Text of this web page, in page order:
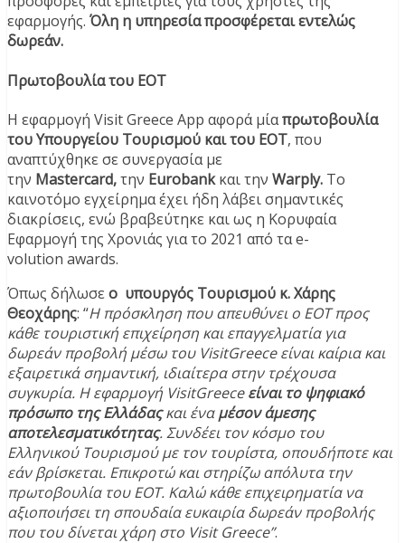
εφαρμογής. Όλη η υπηρεσία προσφέρεται εντελώς
δωρεάν.
Πρωτοβουλία του ΕΟΤ
Η εφαρμογή Visit Greece App αφορά μίαπρωτοβουλία
του Υπουργείου Τουρισμού και του ΕΟΤ, που
αναπτύχθηκε σε συνεργασία με
την Mastercard,την Eurobankκαι την Warply. Το
καινοτόμο εγχείρημα έχει ήδη λάβει σημαντικές
διακρίσεις, ενώ βραβεύτηκε και ως η Κορυφαία
Εφαρμογή της Χρονιάς για το 2021 από τα e-
volution awards.
Όπως δήλωσεο υπουργός Τουρισμού κ. Χάρης
Θεοχάρης: “Η πρόσκληση που απευθύνει ο ΕΟΤ προς
κάθε τουριστική επιχείρηση και επαγγελματία για
δωρεάν προβολή μέσω του VisitGreeceείναι καίρια και
εξαιρετικά σημαντική, ιδιαίτερα στην τρέχουσα
συγκυρία. Η εφαρμογή VisitGreeceείναι το ψηφιακό
πρόσωπο της Ελλάδαςκαι έναμέσον άμεσης
αποτελεσματικότητας. Συνδέει τον κόσμο του
Ελληνικού Τουρισμού με τον τουρίστα, οπουδήποτε και
εάν βρίσκεται. Επικροτώ και στηρίζω απόλυτα την
πρωτοβουλία του ΕΟΤ. Καλώ κάθε επιχειρηματία να
αξιοποιήσει τη σπουδαία ευκαιρία δωρεάν προβολής
που του δίνεται χάρη στο VisitGreece”.